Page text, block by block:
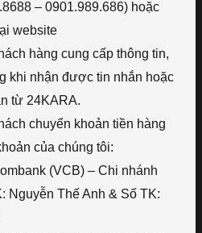
– 0901.989.686) hoặc
website
hàng cung cấp thông tin,
khi nhận được tin nhắn hoặc
từ 24KARA.
chuyển khoản tiền hàng
của chúng tôi:
(VCB) – Chi nhánh
Nguyễn Thế Anh & Số TK: